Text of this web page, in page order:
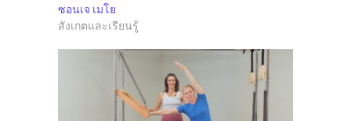
ซอนเจ เมโย
สังเกตและเรียนรู้